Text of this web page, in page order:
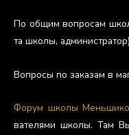
По об­щим воп­ро­сам
та шко­лы,
Воп­ро­сы по за­казам в
Фо­рум шко­лы
вате­лями шко­лы. Там